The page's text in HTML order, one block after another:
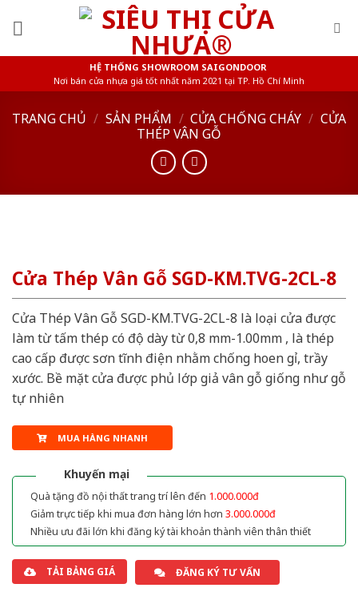
HỆ THỐNG SHOWROOM SAIGONDOOR
Nơi bán cửa nhựa giá tốt nhất năm 2021 tại TP. Hồ Chí Minh
TRANG CHỦ / SẢN PHẨM / CỬA CHỐNG CHÁY / CỬA
THÉP VÂN GỖ
Cửa Thép Vân Gỗ SGD-KM.TVG-2CL-8
Cửa Thép Vân Gỗ SGD-KM.TVG-2CL-8 là loại cửa được
làm từ tấm thép có độ dày từ 0,8 mm-1.00mm , là thép
cao cấp được sơn tĩnh điện nhằm chống hoen gỉ, trầy
xước. Bề mặt cửa được phủ lớp giả vân gỗ giống như gỗ
tự nhiên
MUA HÀNG NHANH
Khuyến mại
Quà tặng đồ nội thất trang trí lên đến 1.000.000đ
Giảm trực tiếp khi mua đơn hàng lớn hơn 3.000.000đ
Nhiều ưu đãi lớn khi đăng ký tài khoản thành viên thân thiết
TẢI BẢNG GIÁ ĐĂNG KÝ TƯ VẤN